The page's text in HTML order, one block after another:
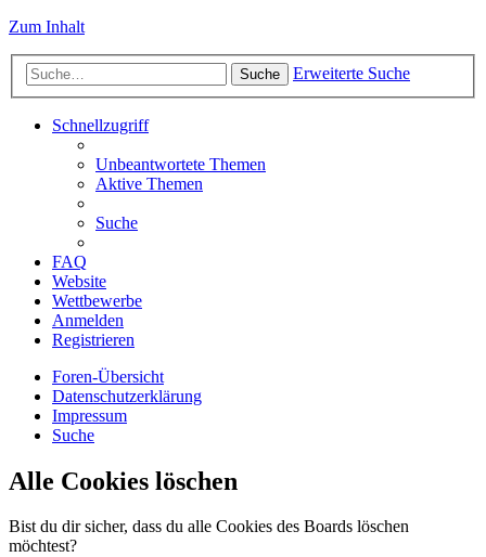
Zum Inhalt
Suche Erweiterte Suche
Schnellzugriff
Unbeantwortete Themen
Aktive Themen
Suche
FAQ
Website
Wettbewerbe
Anmelden
Registrieren
Foren-Übersicht
Datenschutzerklärung
Impressum
Suche
Alle Cookies löschen
Bist du dir sicher, dass du alle Cookies des Boards löschen
möchtest?